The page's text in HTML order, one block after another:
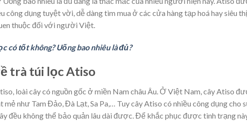
công dụng tuyệt vời, dễ dàng tìm mua ở các cửa hàng tạp hoá hay siêu
thuộc đối với người Việt.
có tốt không? Uống bao nhiêu là đủ?
trà túi lọc Atiso
loài cây có nguồn gốc ở miền Nam châu Âu. Ở Việt Nam, cây Atiso
như Tam Đảo, Đà Lạt, Sa Pa,… Tuy cây Atiso có nhiều công dụng cho
đều không thể bảo quản lâu dài được. Để khắc phục được tình trạng